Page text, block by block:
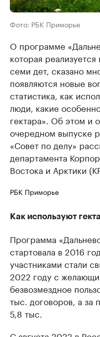
Фото: РБК Приморье
О программе
которая
семи дет, сказано
появляются новые
статистика, как
люди, какие
гектара». Об этом и
очередном выпуске
«Совет по делу»
департамента
Востока и Арктики
РБК Приморье
Как используют
Программа
стартовала в 2016
участниками стали
2022 году с
безвозмездное
тыс. договоров, а
5,8 тыс.